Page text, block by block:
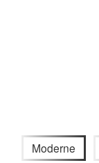
Moderne